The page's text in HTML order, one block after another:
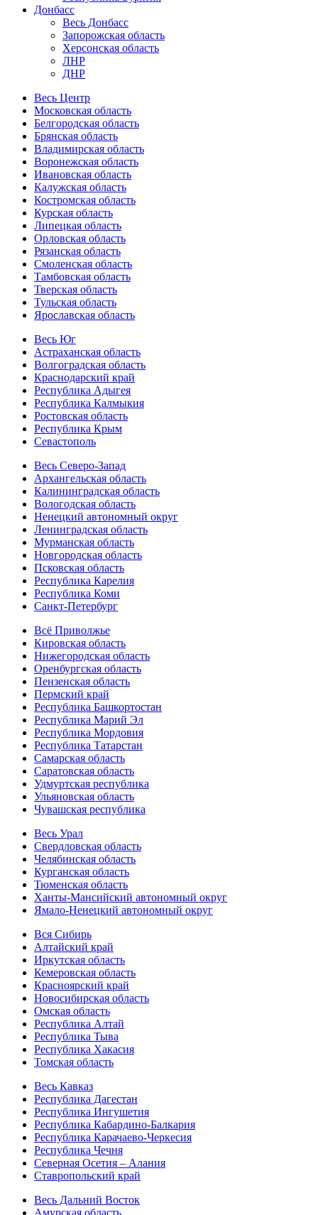
Донбасс
Весь Донбасс
Запорожская область
Херсонская область
ЛНР
ДНР
Весь Центр
Московская область
Белгородская область
Брянская область
Владимирская область
Воронежская область
Ивановская область
Калужская область
Костромская область
Курская область
Липецкая область
Орловская область
Рязанская область
Смоленская область
Тамбовская область
Тверская область
Тульская область
Ярославская область
Весь Юг
Астраханская область
Волгоградская область
Краснодарский край
Республика Адыгея
Республика Калмыкия
Ростовская область
Республика Крым
Севастополь
Весь Северо-Запад
Архангельская область
Калининградская область
Вологодская область
Ненецкий автономный округ
Ленинградская область
Мурманская область
Новгородская область
Псковская область
Республика Карелия
Республика Коми
Санкт-Петербург
Всё Приволжье
Кировская область
Нижегородская область
Оренбургская область
Пензенская область
Пермский край
Республика Башкортостан
Республика Марий Эл
Республика Мордовия
Республика Татарстан
Самарская область
Саратовская область
Удмуртская республика
Ульяновская область
Чувашская республика
Весь Урал
Свердловская область
Челябинская область
Курганская область
Тюменская область
Ханты-Мансийский автономный округ
Ямало-Ненецкий автономный округ
Вся Сибирь
Алтайский край
Иркутская область
Кемеровская область
Красноярский край
Новосибирская область
Омская область
Республика Алтай
Республика Тыва
Республика Хакасия
Томская область
Весь Кавказ
Республика Дагестан
Республика Ингушетия
Республика Кабардино-Балкария
Республика Карачаево-Черкесия
Республика Чечня
Северная Осетия – Алания
Ставропольский край
Весь Дальний Восток
Амурская область